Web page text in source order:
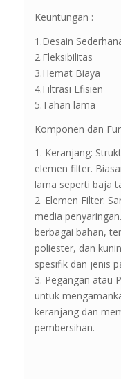
Keuntungan :
1.Desain
2.Fleksibilitas
3.Hemat Biaya
4.Filtrasi Efisien
5.Tahan lama
Komponen dan
1. Keranjang:
elemen filter.
lama seperti baja
2. Elemen Filter:
media
berbagai bahan,
poliester, dan
spesifik dan jenis
3. Pegangan atau
untuk
keranjang dan
pembersihan.